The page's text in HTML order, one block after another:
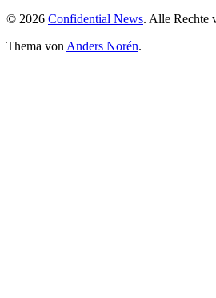
© 2026 Confidential News. Alle Rechte
Thema von Anders Norén.